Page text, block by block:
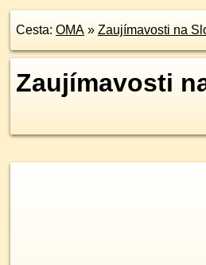
Cesta: OMA » Zaujímavosti na
Zaujímavosti